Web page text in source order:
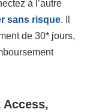
à l’autre
sans risque. Il
de 30* jours,
Access,